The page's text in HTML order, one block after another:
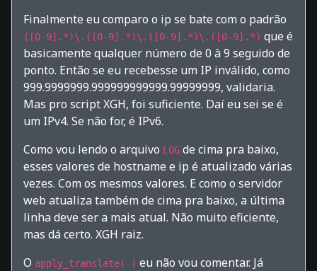
Finalmente eu comparo o ip se bate com o padrão
([0-9].*)\.([0-9].*)\.([0-9].*)\.([0-9].*) que é
basicamente qualquer número de 0 à 9 seguido de
ponto. Então se eu recebesse um IP inválido, como
999.9999999.999999999999.99999999, validaria.
Mas pro script XGH, foi suficiente. Daí eu sei se é
um IPv4. Se não for, é IPv6.
Como vou lendo o arquivo LOG de cima pra baixo,
esses valores de hostname e ip é atualizado várias
vezes. Com os mesmos valores. E como o servidor
web atualiza também de cima pra baixo, a última
linha deve ser a mais atual. Não muito eficiente,
mas dá certo. XGH raiz.
O apply_translate( ) eu não vou comentar. Já